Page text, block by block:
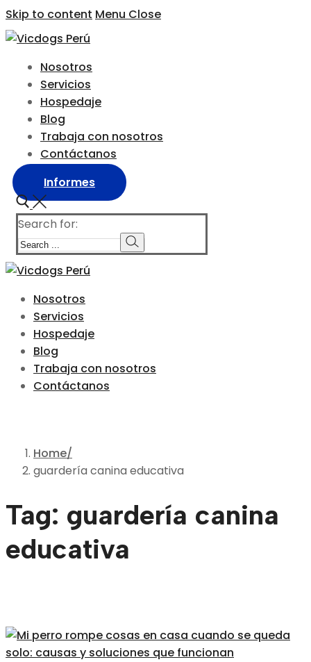
Skip to content Menu Close
Nosotros
Servicios
Hospedaje
Blog
Trabaja con nosotros
Contáctanos
Informes
Search for:
Nosotros
Servicios
Hospedaje
Blog
Trabaja con nosotros
Contáctanos
Home
guardería canina educativa
Tag: guardería canina
educativa